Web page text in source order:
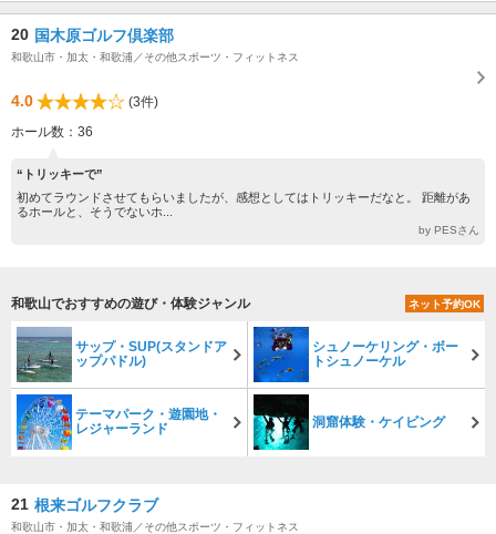
20 国木原ゴルフ倶楽部
和歌山市・加太・和歌浦／その他スポーツ・フィットネス
4.0
(3件)
ホール数：36
“トリッキーで”
初めてラウンドさせてもらいましたが、感想としてはトリッキーだなと。 距離があ
るホールと、そうでないホ...
by PESさん
和歌山でおすすめの遊び・体験ジャンル ネット予約OK
サップ・SUP(スタンドア
ップパドル)
シュノーケリング・ボー
トシュノーケル
テーマパーク・遊園地・
レジャーランド
洞窟体験・ケイビング
21 根来ゴルフクラブ
和歌山市・加太・和歌浦／その他スポーツ・フィットネス